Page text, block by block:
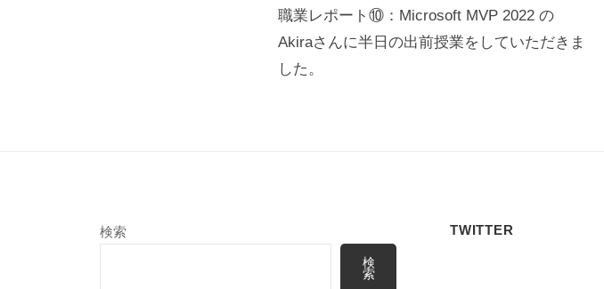
稿
ナ
ビ
職業レポート⑩：Microsoft MVP 2022 の
Akiraさんに半日の出前授業をしていただきま
した。
検索
検
索
TWITTER